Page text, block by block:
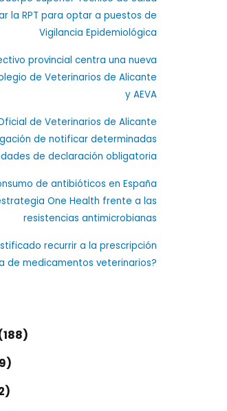
la RPT para optar a puestos de
Vigilancia Epidemiológica
provincial centra una nueva
de Veterinarios de Alicante
y AEVA
de Veterinarios de Alicante
de notificar determinadas
de declaración obligatoria
de antibióticos en España
One Health frente a las
resistencias antimicrobianas
recurrir a la prescripción
de medicamentos veterinarios?